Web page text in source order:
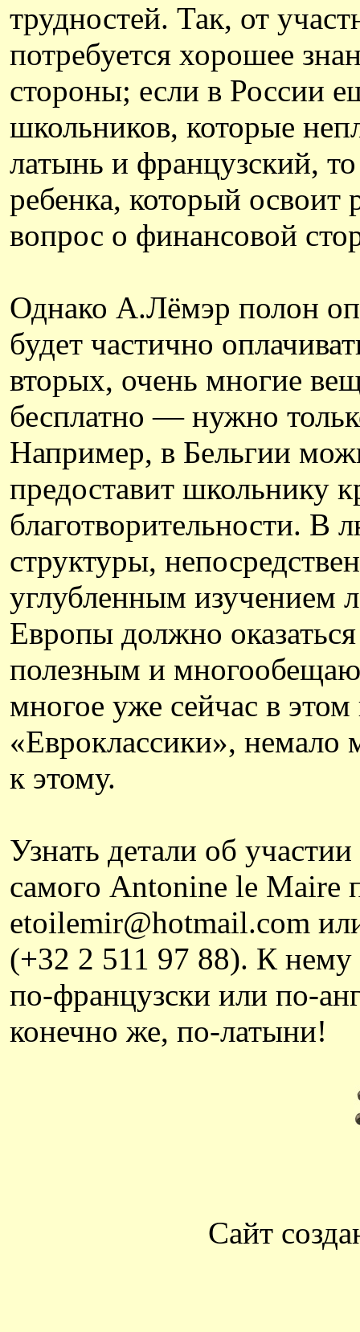
трудностей. Так, от
потребуется хорошее
стороны; если в России
школьников, которые
латынь и французский,
ребенка, который освоит
вопрос о финансовой
Однако А.Лёмэр полон
будет частично
вторых, очень многие
бесплатно — нужно
Например, в Бельгии
предоставит школьнику
благотворительности. В
структуры,
углубленным изучением
Европы должно
полезным и
многое уже сейчас в
«Евроклассики», немало
к этому.
Узнать детали об
самого Antonine le Maire
etoilemir@hotmail.com
(+32 2 511 97 88). К нему
по-французски или по-
конечно же, по-латыни!
Сайт